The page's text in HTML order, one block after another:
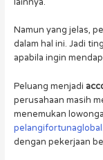
Namun yang jelas,
dalam hal ini. Jadi
apabila ingin
Peluang menjadi
perusahaan masih
menemukan
dengan pekerjaan